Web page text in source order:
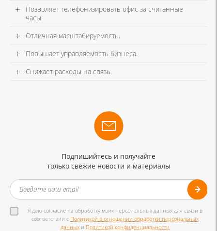
Позволяет телефонизировать офис за считанные
часы.
Отличная масштабируемость.
Повышает управляемость бизнеса.
Снижает расходы на связь.
Подпишийтесь и получайте
только свежие новости и материалы
Я даю согласие на обработку моих персональных данных для связи в
соответствии с Политикой в отношении обработки персональных
данных и Политикой конфиденциальности